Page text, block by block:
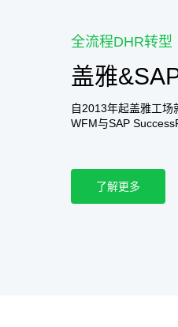
全流程DHR转型
盖雅
自2013年起盖雅工
WFM与SAP
了解更多